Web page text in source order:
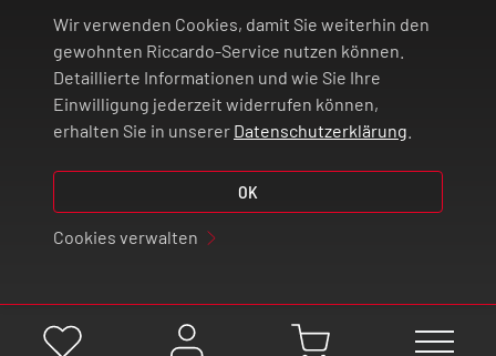
Wir verwenden Cookies, damit Sie weiterhin den
gewohnten Riccardo-Service nutzen können.
Detaillierte Informationen und wie Sie Ihre
Einwilligung jederzeit widerrufen können,
erhalten Sie in unserer Datenschutzerklärung
OK
Cookies verwalten
Xlim Top Fill Pod-Kartusche 0,8 Ohm
ZAHLUNG UND VERSAND
VERTRAG WIDERRUFEN
© 2026 | Riccardo Onlinestore GmbH